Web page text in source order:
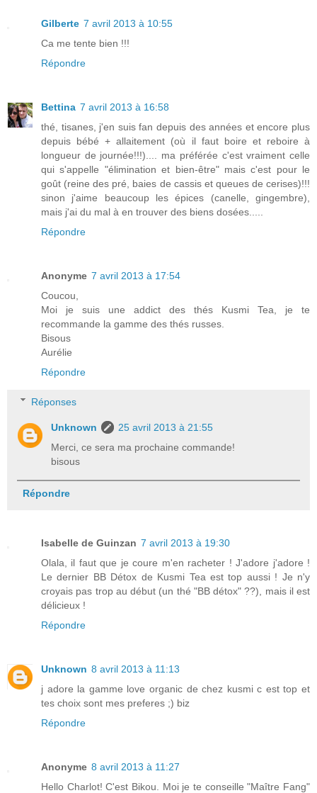
Gilberte 7 avril 2013 à 10:55
Ca me tente bien !!!
Répondre
Bettina 7 avril 2013 à 16:58
thé, tisanes, j'en suis fan depuis des années et encore plus
depuis bébé + allaitement (où il faut boire et reboire à
longueur de journée!!!).... ma préférée c'est vraiment celle
qui s'appelle "élimination et bien-être" mais c'est pour le
goût (reine des pré, baies de cassis et queues de cerises)!!!
sinon j'aime beaucoup les épices (canelle, gingembre),
mais j'ai du mal à en trouver des biens dosées.....
Répondre
Anonyme 7 avril 2013 à 17:54
Coucou,
Moi je suis une addict des thés Kusmi Tea, je te
recommande la gamme des thés russes.
Bisous
Aurélie
Répondre
Réponses
Unknown
25 avril 2013 à 21:55
Merci, ce sera ma prochaine commande!
bisous
Répondre
Isabelle de Guinzan 7 avril 2013 à 19:30
Olala, il faut que je coure m'en racheter ! J'adore j'adore !
Le dernier BB Détox de Kusmi Tea est top aussi ! Je n'y
croyais pas trop au début (un thé "BB détox" ??), mais il est
délicieux !
Répondre
Unknown 8 avril 2013 à 11:13
j adore la gamme love organic de chez kusmi c est top et
tes choix sont mes preferes ;) biz
Répondre
Anonyme 8 avril 2013 à 11:27
Hello Charlot! C'est Bikou. Moi je te conseille "Maître Fang"